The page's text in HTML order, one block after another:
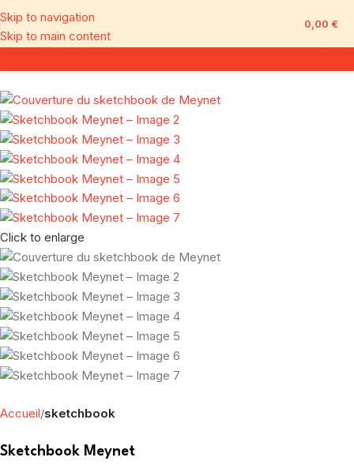
Skip to navigation
Skip to main content
0,00 €
Click to enlarge
Accueil sketchbook
Sketchbook Meynet